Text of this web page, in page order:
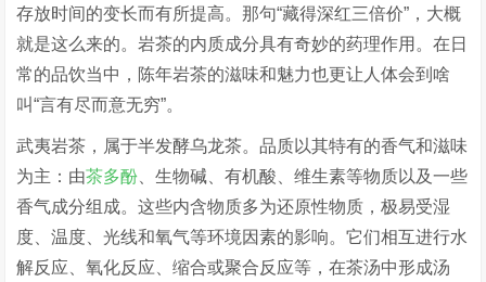
存放时间的变长而有所提高。那句“藏得深红三倍价”，大概
就是这么来的。岩茶的内质成分具有奇妙的药理作用。在日
常的品饮当中，陈年岩茶的滋味和魅力也更让人体会到啥
叫“言有尽而意无穷”。
武夷岩茶，属于半发酵乌龙茶。品质以其特有的香气和滋味
为主：由茶多酚 、生物碱、有机酸、维生素等物质以及一些
香气成分组成。这些内含物质多为还原性物质，极易受湿
度、温度、光线和氧气等环境因素的影响。它们相互进行水
解反应、氧化反应、缩合或聚合反应等，在茶汤中形成汤